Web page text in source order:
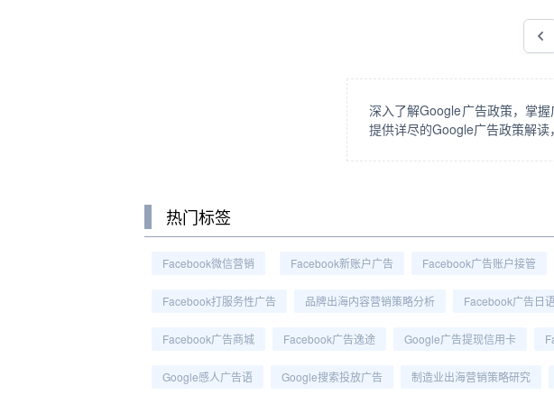
深入了解Google广告政策，掌
提供详尽的Google广告政策解读
热门标签
Facebook微信营销 Facebook新账户广告 Facebook广告账户接管
Facebook打服务性广告 品牌出海内容营销策略分析 Facebook广告日
Facebook广告商城 Facebook广告逸途 Google广告提现信用卡
Google感人广告语 Google搜索投放广告 制造业出海营销策略研究